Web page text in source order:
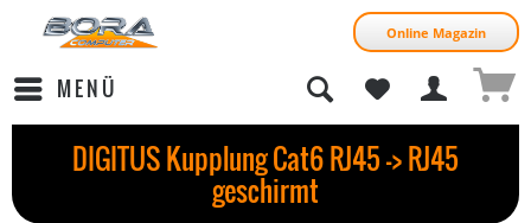
Online Magazin
MENÜ
DIGITUS Kupplung Cat6 RJ45 -> RJ45
geschirmt